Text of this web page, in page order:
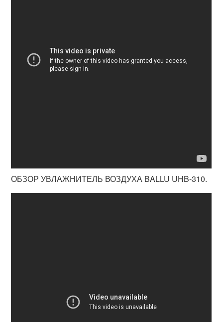
ОБЗОР УВЛАЖНИТЕЛЬ ВОЗДУХА BALLU UHB-310.